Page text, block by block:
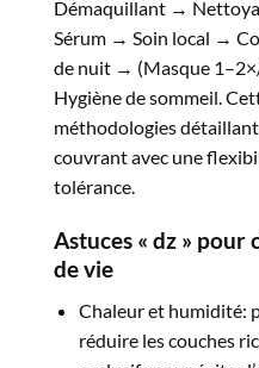
Démaquillant →
Sérum → Soin local →
de nuit → (Masque
Hygiène de sommeil.
méthodologies
couvrant avec une
tolérance.​
Astuces « dz »
de vie
Chaleur et humidité:
réduire les couches